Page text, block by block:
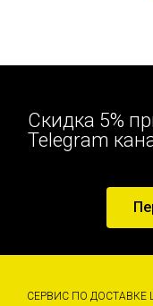
Скидка 5%
Telegram
СЕРВИС ПО